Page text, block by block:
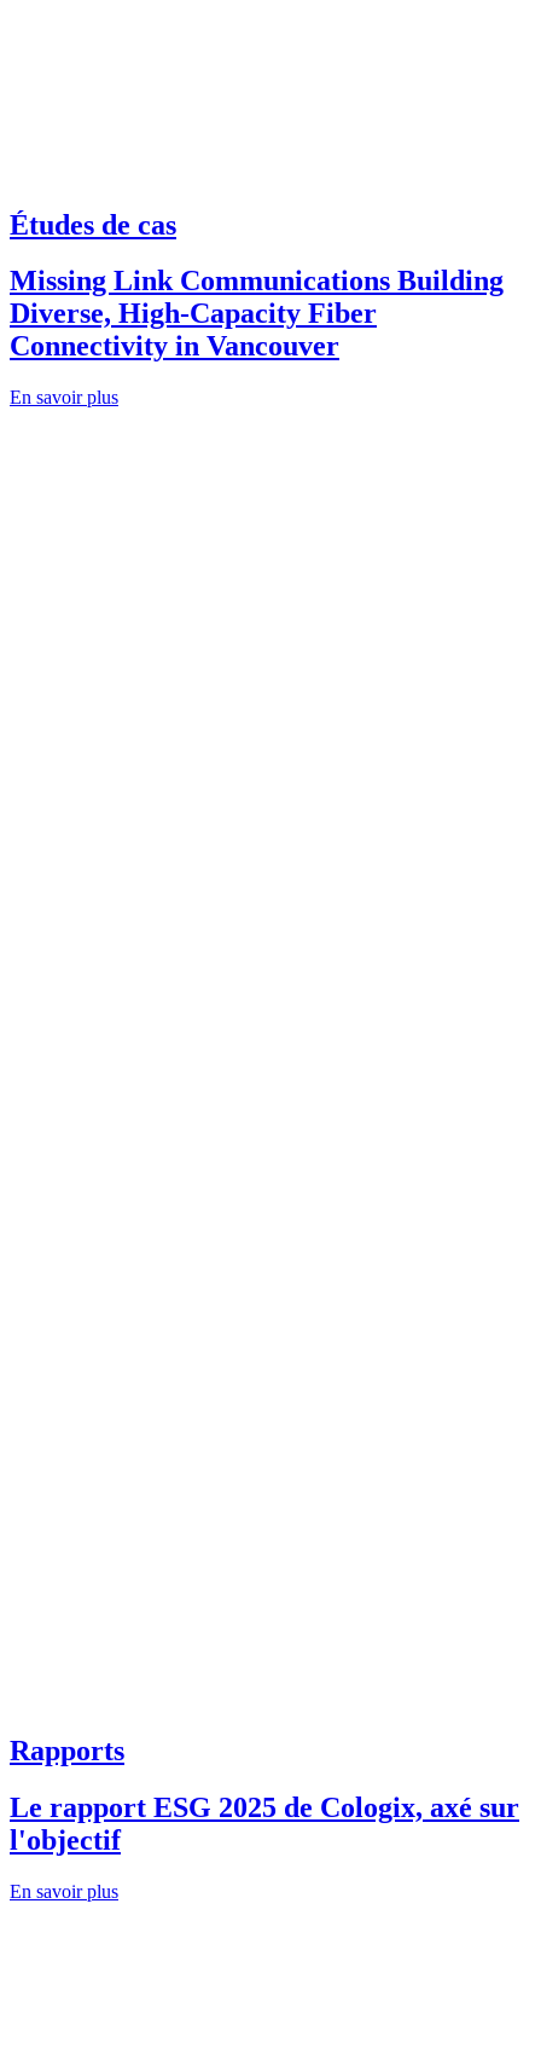
Études de cas
Missing Link Communications Building
Diverse, High-Capacity Fiber
Connectivity in Vancouver
En savoir plus
Rapports
Le rapport ESG 2025 de Cologix, axé sur
l'objectif
En savoir plus